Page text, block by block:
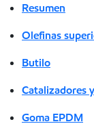
Resumen
Olefinas
Butilo
Catalizadores
Goma EPDM